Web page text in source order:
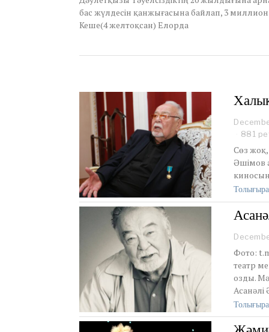
r
6
бас жүлдесін қанжығасына байлап, 3
Кеше(4 желтоқсан) Елорда
881
Сөз жоқ,
Әшімов
Фото:
театр
озды.